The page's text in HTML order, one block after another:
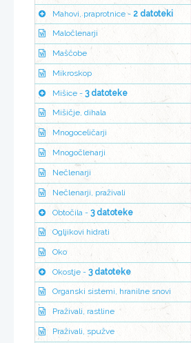
Mahovi, praprotnice - 2 datoteki
Maločlenarji
Maščobe
Mikroskop
Mišice - 3 datoteke
Mišičje, dihala
Mnogoceličarji
Mnogočlenarji
Nečlenarji
Nečlenarji, praživali
Obtočila - 3 datoteke
Ogljikovi hidrati
Oko
Okostje - 3 datoteke
Organski sistemi, hranilne snovi
Praživali, rastline
Praživali, spužve